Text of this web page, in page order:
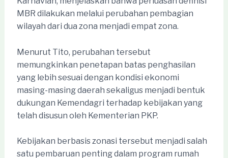
MBR dilakukan melalui perubahan pembagian
wilayah dari dua zona menjadi empat zona.
Menurut Tito, perubahan tersebut
memungkinkan penetapan batas penghasilan
yang lebih sesuai dengan kondisi ekonomi
masing-masing daerah sekaligus menjadi bentuk
dukungan Kemendagri terhadap kebijakan yang
telah disusun oleh Kementerian PKP.
Kebijakan berbasis zonasi tersebut menjadi salah
satu pembaruan penting dalam program rumah